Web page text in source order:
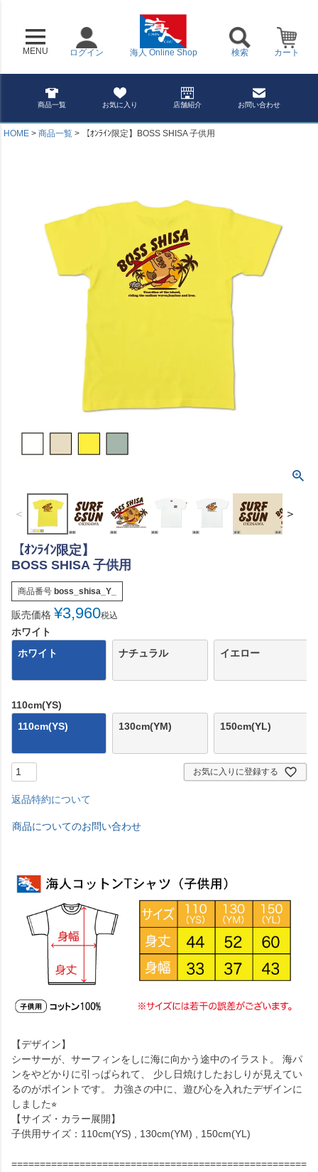
MENU 海人 Online Shop
ログイン 検索 カート
商品一覧 お気に入り 店舗紹介 お問い合わせ
HOME 商品一覧 【ｵﾝﾗｲﾝ限定】BOSS SHISA 子供用
＜ ＞
【ｵﾝﾗｲﾝ限定】
BOSS SHISA 子供用
商品番号 boss_shisa_Y_
販売価格 ¥3,960税込
ホワイト
ホワイト
ナチュラル イエロー
110cm(YS)
110cm(YS)
130cm(YM) 150cm(YL)
お気に入りに登録する
返品特約について
商品についてのお問い合わせ
【デザイン】
シーサーが、サーフィンをしに海に向かう途中のイラスト。 海パ
ンをやどかりに引っぱられて、 少し日焼けしたおしりが見えてい
るのがポイントです。 力強さの中に、遊び心を入れたデザインに
しました⭐︎
【サイズ・カラー展開】
子供用サイズ：110cm(YS) , 130cm(YM) , 150cm(YL)
====================================================